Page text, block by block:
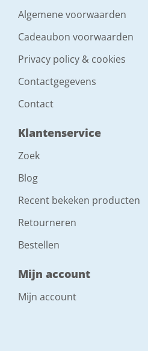
Algemene voorwaarden
Cadeaubon voorwaarden
Privacy policy & cookies
Contactgegevens
Contact
Klantenservice
Zoek
Blog
Recent bekeken producten
Retourneren
Bestellen
Mijn account
Mijn account